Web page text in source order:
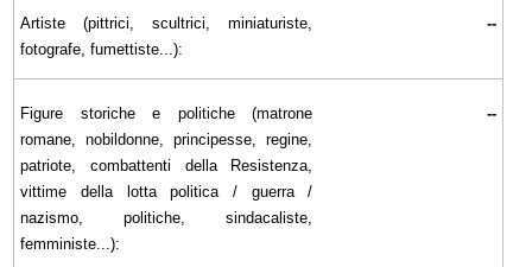
Artiste (pittrici, scultrici, miniaturiste,
fotografe, fumettiste...):
--
Figure storiche e politiche (matrone
romane, nobildonne, principesse, regine,
patriote, combattenti della Resistenza,
vittime della lotta politica / guerra /
nazismo, politiche, sindacaliste,
femministe...):
--